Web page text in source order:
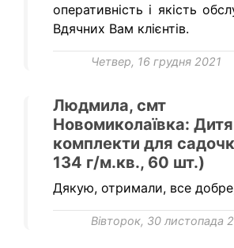
оперативність і якість
Вдячних Вам клієнтів.
Четвер, 16 грудня 2021
Людмила, смт
Новомиколаївка:
комплекти для
134 г/м.кв., 60 шт.)
Дякую, отримали, все добре,
Вівторок, 30 листопада